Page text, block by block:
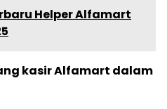
Helper Alfamart
kasir Alfamart dalam